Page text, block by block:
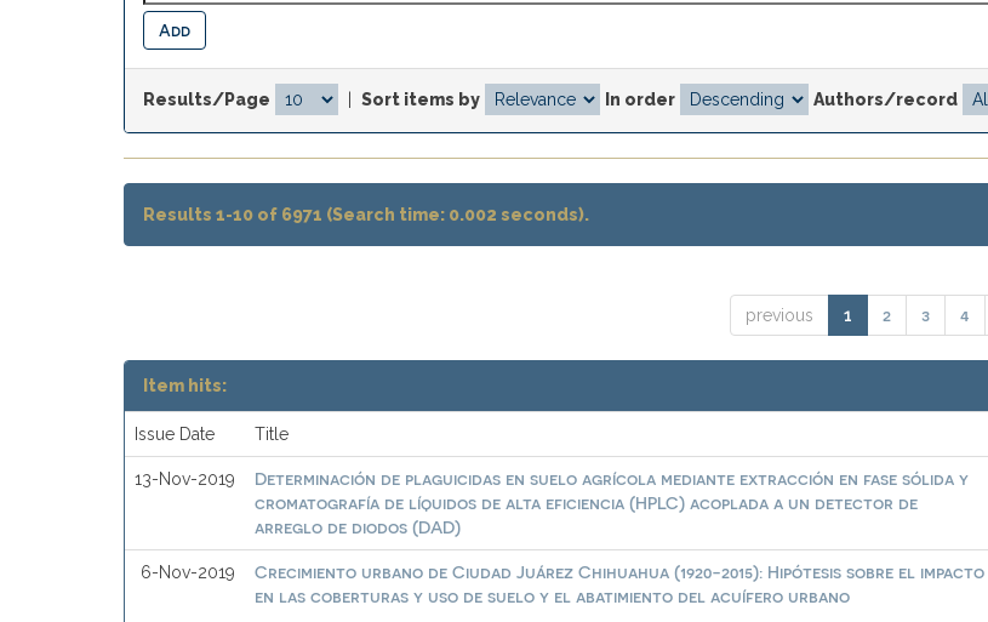
Results/Page Sort items by In order Authors/record
Results 1-10 of 6971 (Search time: 0.002 seconds).
previous 1 2 3 4
Item hits:
Issue Date Title
13-Nov-2019
Determinación de plaguicidas en suelo agrícola mediante extracción en fase sólida y
cromatografía de líquidos de alta eficiencia (HPLC) acoplada a un detector de
arreglo de diodos (DAD)
6-Nov-2019
Crecimiento urbano de Ciudad Juárez Chihuahua (1920-2015): Hipótesis sobre el impacto
en las coberturas y uso de suelo y el abatimiento del acuífero urbano